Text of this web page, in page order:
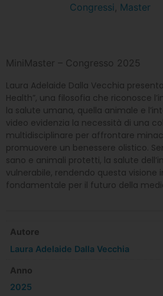
Congressi, Master
MiniMaster – Congresso 2025
Laura Adelaide Dalla Vecchia
Health”, una filosofia che riconosce
la salute umana, quella animale e
video evidenzia la necessità di una
multidisciplinare per affrontare
promuovere un benessere olistico.
sano e animali protetti, la salute
vulnerabile, rendendo questa visione
fondamentale per il futuro della
Autore
Laura Adelaide Dalla Vecchia
Anno
2025